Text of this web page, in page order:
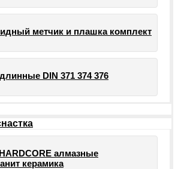
метчик и плашка комплект
DIN 371 374 376
алмазные
керамика